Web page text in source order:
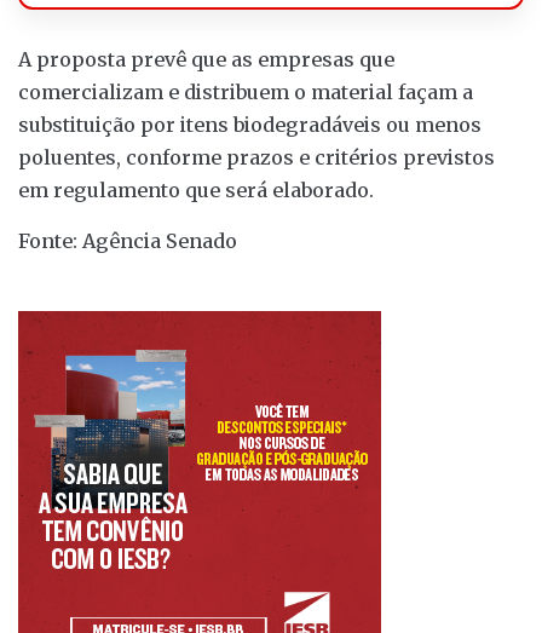
A proposta prevê que as empresas que
comercializam e distribuem o material façam a
substituição por itens biodegradáveis ou menos
poluentes, conforme prazos e critérios previstos
em regulamento que será elaborado.
Fonte: Agência Senado